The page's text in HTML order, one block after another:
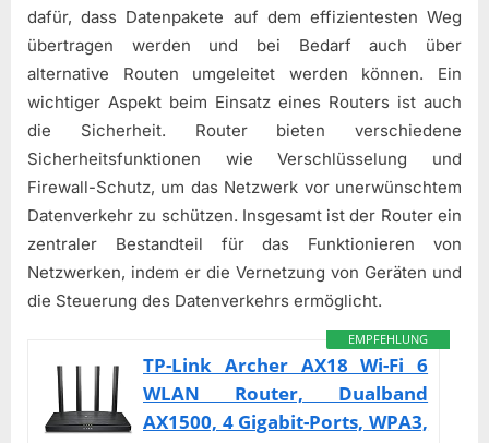
dafür, dass Datenpakete auf dem effizientesten Weg
übertragen werden und bei Bedarf auch über
alternative Routen umgeleitet werden können. Ein
wichtiger Aspekt beim Einsatz eines Routers ist auch
die Sicherheit. Router bieten verschiedene
Sicherheitsfunktionen wie Verschlüsselung und
Firewall-Schutz, um das Netzwerk vor unerwünschtem
Datenverkehr zu schützen. Insgesamt ist der Router ein
zentraler Bestandteil für das Funktionieren von
Netzwerken, indem er die Vernetzung von Geräten und
die Steuerung des Datenverkehrs ermöglicht.
EMPFEHLUNG
TP-Link Archer AX18 Wi-Fi 6
WLAN Router, Dualband
AX1500, 4 Gigabit-Ports, WPA3,